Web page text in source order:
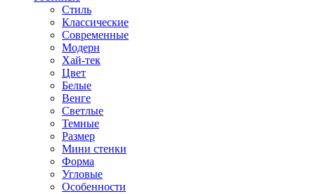
Стиль
Классические
Современные
Модерн
Хай-тек
Цвет
Белые
Венге
Светлые
Темные
Размер
Мини стенки
Форма
Угловые
Особенности